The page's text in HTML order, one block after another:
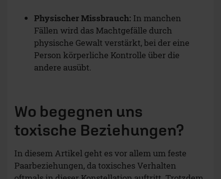
Physischer Missbrauch: In manchen
Fällen wird das Machtgefälle durch
physische Gewalt verstärkt, bei der eine
Person körperliche Kontrolle über die
andere ausübt.
Wo begegnen uns
toxische Beziehungen?
In diesem Artikel geht es vor allem um feste
Paarbeziehungen, da toxisches Verhalten